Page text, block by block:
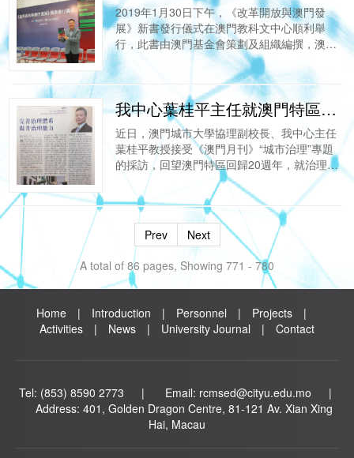
​2019年1月30日下午，《改革開放與澳門發
展》新書發行儀式在澳門教科文中心順利舉
行，此書由澳門基金會策劃及組織編撰，澳門
基金會與社會科學文獻出版社聯合出版。出席
發行儀式的嘉賓有中央人民政府駐澳門特...
我中心葉桂平主任就澳門特區治理問題接受《澳門月刊》專訪
​近日，澳門城市大學協理副校長、我中心主任
葉桂平教授接受《澳門月刊》“城市治理”專題
的採訪，回望澳門特區回歸20週年，就治理實
踐、管治水平等問題作出了總結，全文內容如
下：
Prev
Next
A total of 86 pages, Showing 771 - 780
Home | Introduction | Personnel | Projects |
Activities | News | University Journal | Contact
Tel: (853) 8590 2773 | Email: rcmsed@cityu.edu.mo |
Address: 401, Golden Dragon Centre, 81-121 Av. Xian Xing
Hai, Macau